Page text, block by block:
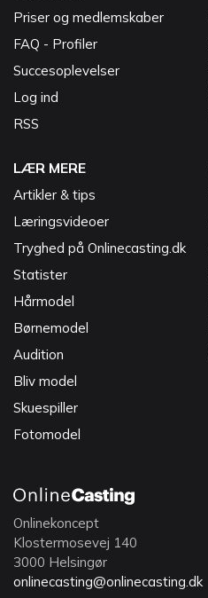
Priser og medlemskaber
FAQ - Profiler
Succesoplevelser
Log ind
RSS
LÆR MERE
Artikler & tips
Læringsvideoer
Tryghed på Onlinecasting.dk
Statister
Hårmodel
Børnemodel
Audition
Bliv model
Skuespiller
Fotomodel
Onlinekoncept
Klostermosevej 140
3000 Helsingør
onlinecasting@onlinecasting.dk